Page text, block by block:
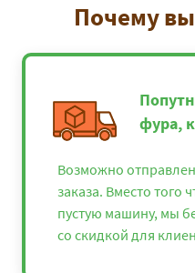
Почему
фура,
Возможно
заказа. Вместо того
пустую машину, мы
со скидкой для